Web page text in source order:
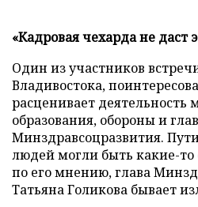
«Кадровая чехарда не даст
Один из участников
Владивостока,
расценивает деятельность
образования, обороны и
Минздравсоцразвития.
людей могли быть какие-
по его мнению, глава
Татьяна Голикова бывает